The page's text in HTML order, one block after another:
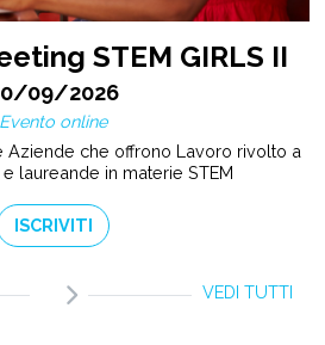
STEM GIRLS II
09/2026
Evento online
Aziende che offrono Lavoro rivolto a
laureande in materie STEM
ISCRIVITI
VEDI TUTTI